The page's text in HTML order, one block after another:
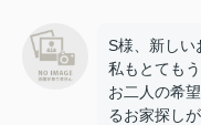
S様、新しい
私もとても
お二人の希
るお家探し